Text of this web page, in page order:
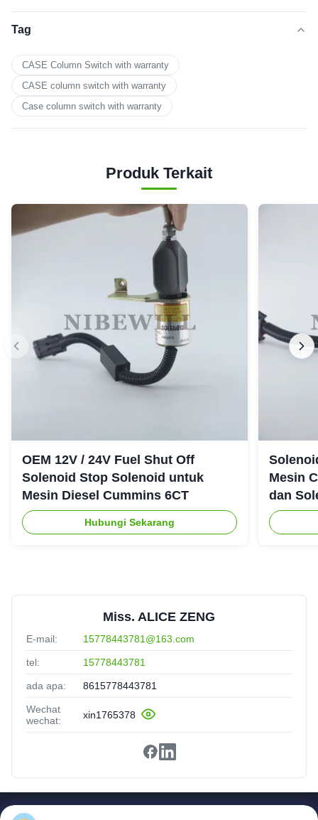
Tag
CASE Column Switch with warranty
CASE column switch with warranty
Case column switch with warranty
Produk Terkait
OEM 12V / 24V Fuel Shut Off
Solenoid Stop Solenoid untuk
Mesin Diesel Cummins 6CT
Hubungi Sekarang
Mesin
dan
Miss. ALICE ZENG
E-mail: 15778443781@163.com
tel: 15778443781
ada apa: 8615778443781
Wechat
wechat:
xin1765378